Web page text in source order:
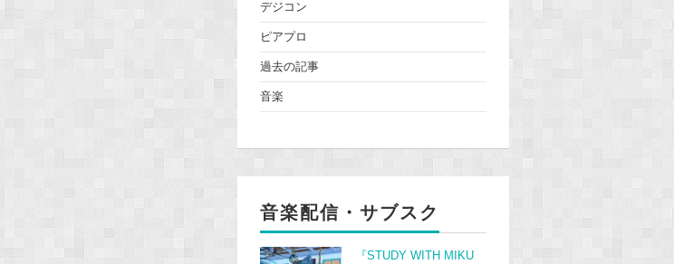
デジコン
ピアプロ
過去の記事
音楽
音楽配信・サブスク
『STUDY WITH MIKU